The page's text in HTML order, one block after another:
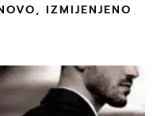
IZMIJENJENO